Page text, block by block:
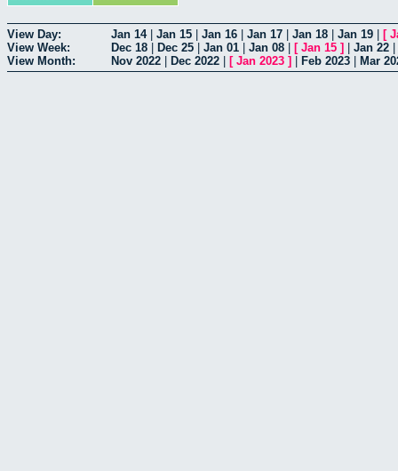
View Day: Jan 14| Jan 15 Jan 16 Jan 17 Jan 18 Jan 19 [
View Week:
Dec 18 Dec 25 Jan 01 Jan 08 [ Jan 15 ] Jan 22
View Month:
Nov 2022 Dec 2022 [ Jan 2023 ] Feb 2023 Mar